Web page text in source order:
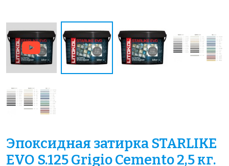
Эпоксидная затирка STARLIKE
EVO S.125 Grigio Cemento 2,5 кг.